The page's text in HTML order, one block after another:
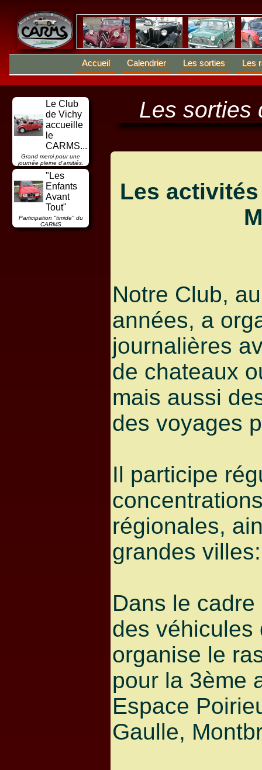
Accueil Calendrier Les sorties Les
Les sorties
Les
Notre Club,
années, a
journalières
de chateaux
mais aussi
des voyages
Il participe
régionales,
grandes
Dans le
des véhicules
organise le
pour la 3ème
Espace
Gaulle,
Le Club
de Vichy
accueille
le
CARMS...
Grand merci pour une
journée pleine d'amitiés.
"Les
Enfants
Avant
Tout"
Participation "timide" du
CARMS